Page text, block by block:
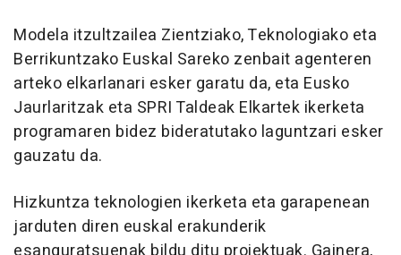
Modela itzultzailea Zientziako, Teknologiako eta
Berrikuntzako Euskal Sareko zenbait agenteren
arteko elkarlanari esker garatu da, eta Eusko
Jaurlaritzak eta SPRI Taldeak Elkartek ikerketa
programaren bidez bideratutako laguntzari esker
gauzatu da.
Hizkuntza teknologien ikerketa eta garapenean
jarduten diren euskal erakunderik